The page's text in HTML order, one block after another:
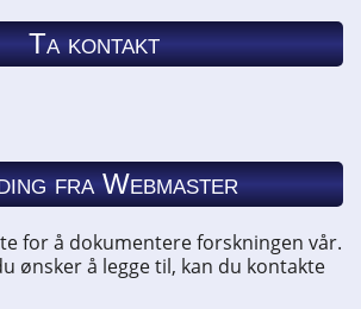
Ta kontakt
fra Webmaster
for å dokumentere forskningen vår.
ønsker å legge til, kan du kontakte